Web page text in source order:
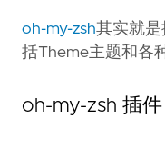
oh-my-zsh其实就是
括Theme主题和各
oh-my-zsh 插件